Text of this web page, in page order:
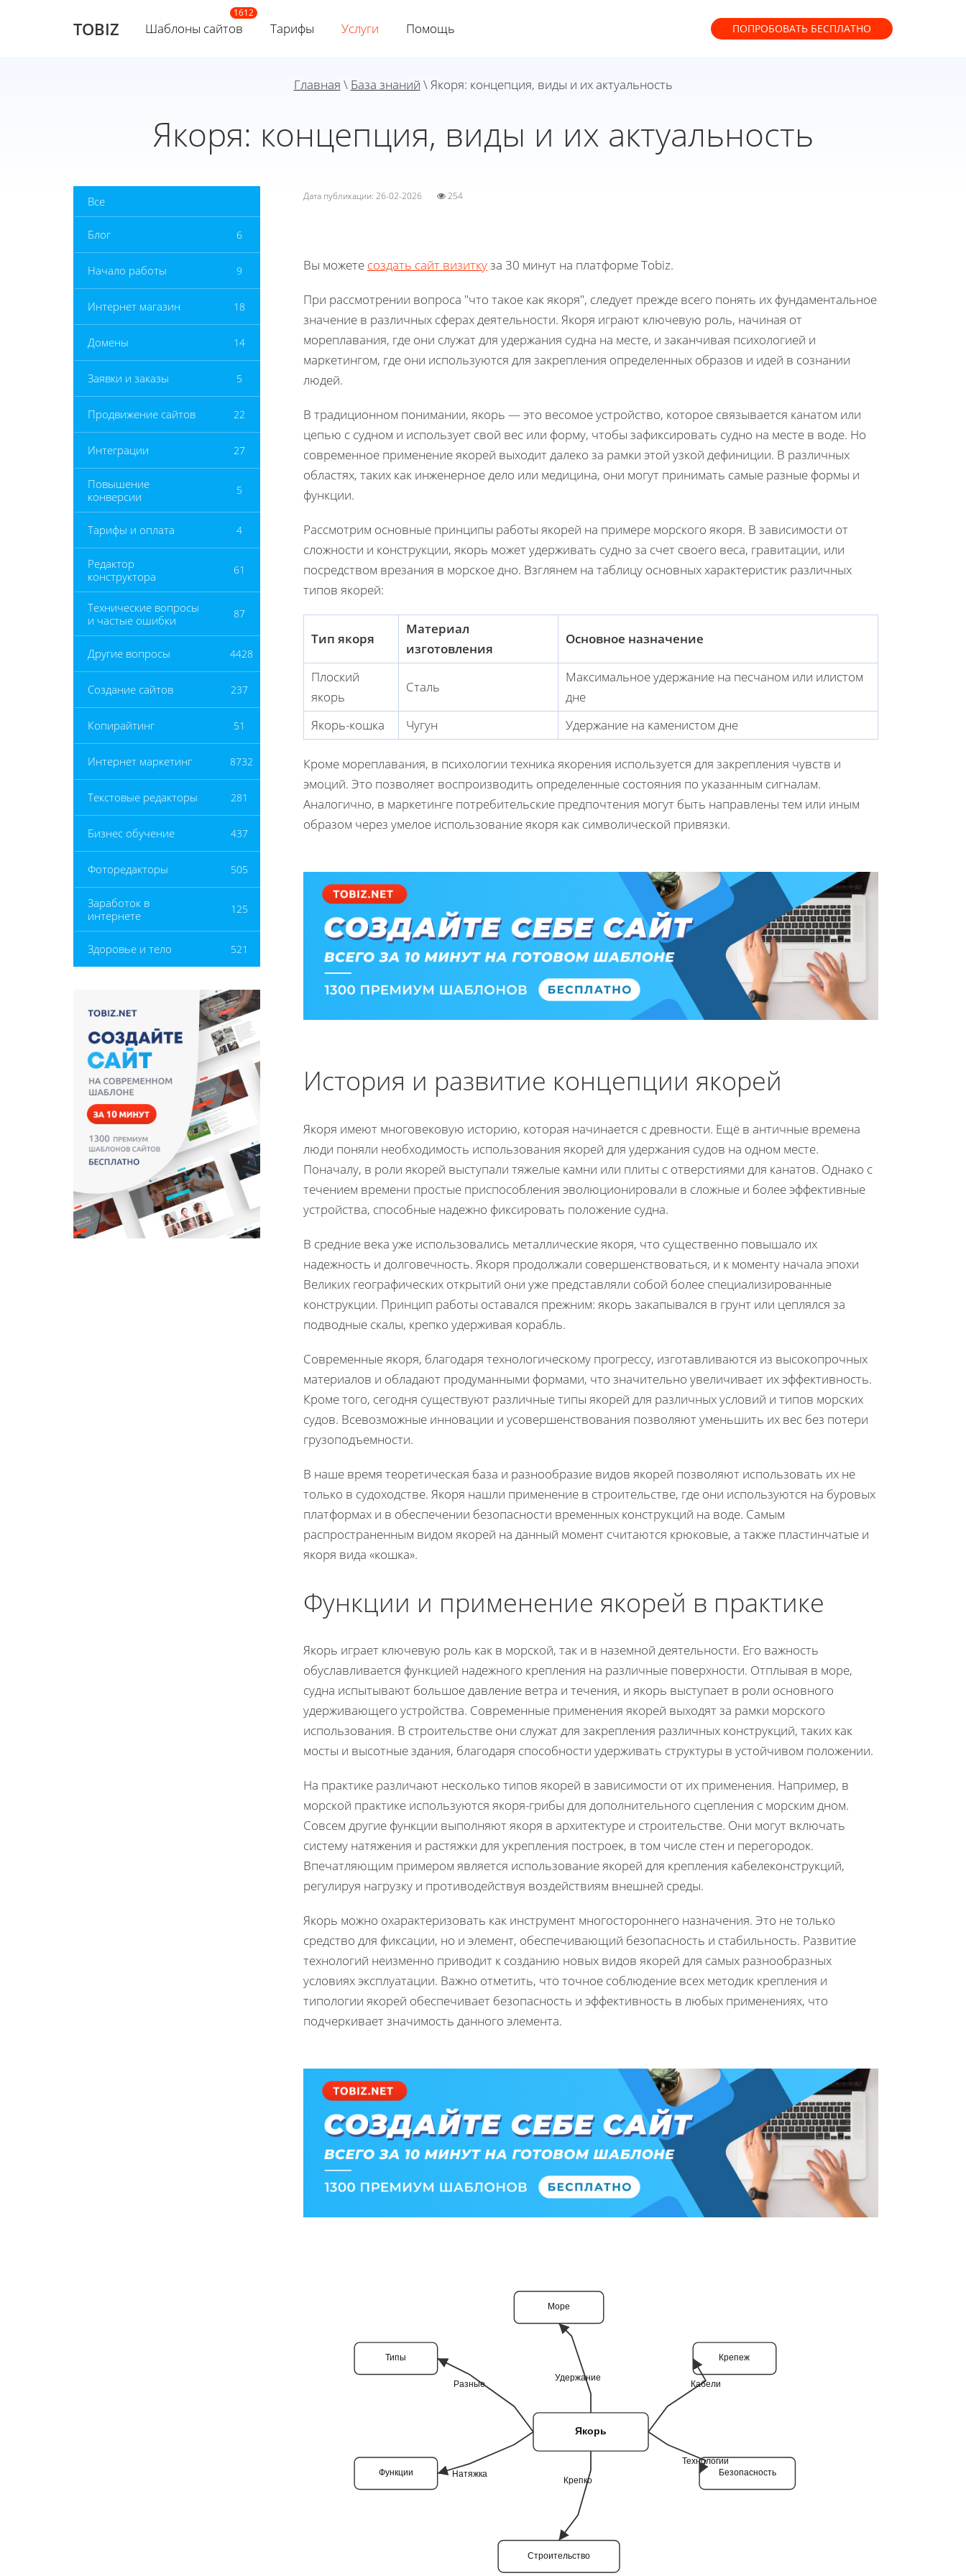
TOBIZ Шаблоны сайтов Тарифы Услуги Помощь ПОПРОБОВАТЬ БЕСПЛАТНО
Главная \ База знаний \ Якоря: концепция, виды и их актуальность
Якоря: концепция, виды и их актуальность
Все
Блог 6
Начало работы 9
Интернет магазин 18
Домены 14
Заявки и заказы 5
Продвижение сайтов 22
Интеграции 27
Повышение
конверсии
5
Тарифы и оплата 4
Редактор
конструктора
61
Технические вопросы
и частые ошибки
87
Другие вопросы 4428
Создание сайтов 237
Копирайтинг 51
Интернет маркетинг 8732
Текстовые редакторы 281
Бизнес обучение 437
Фоторедакторы 505
Заработок в
интернете
125
Здоровье и тело 521
Дата публикации: 26-02-2026 254
Вы можете создать сайт визиткуза 30 минут на платформе Tobiz.
При рассмотрении вопроса "что такое как якоря", следует прежде всего понять их фундаментальное
значение в различных сферах деятельности. Якоря играют ключевую роль, начиная от
мореплавания, где они служат для удержания судна на месте, и заканчивая психологией и
маркетингом, где они используются для закрепления определенных образов и идей в сознании
людей.
В традиционном понимании, якорь — это весомое устройство, которое связывается канатом или
цепью с судном и использует свой вес или форму, чтобы зафиксировать судно на месте в воде. Но
современное применение якорей выходит далеко за рамки этой узкой дефиниции. В различных
областях, таких как инженерное дело или медицина, они могут принимать самые разные формы и
функции.
Рассмотрим основные принципы работы якорей на примере морского якоря. В зависимости от
сложности и конструкции, якорь может удерживать судно за счет своего веса, гравитации, или
посредством врезания в морское дно. Взглянем на таблицу основных характеристик различных
типов якорей:
Тип якоря
Материал
изготовления
Основное назначение
Плоский
якорь
Сталь
Максимальное удержание на песчаном или илистом
дне
Якорь-кошка
Чугун Удержание на каменистом дне
Кроме мореплавания, в психологии техника якорения используется для закрепления чувств и
эмоций. Это позволяет воспроизводить определенные состояния по указанным сигналам.
Аналогично, в маркетинге потребительские предпочтения могут быть направлены тем или иным
образом через умелое использование якоря как символической привязки.
История и развитие концепции якорей
Якоря имеют многовековую историю, которая начинается с древности. Ещё в античные времена
люди поняли необходимость использования якорей для удержания судов на одном месте.
Поначалу, в роли якорей выступали тяжелые камни или плиты с отверстиями для канатов. Однако с
течением времени простые приспособления эволюционировали в сложные и более эффективные
устройства, способные надежно фиксировать положение судна.
В средние века уже использовались металлические якоря, что существенно повышало их
надежность и долговечность. Якоря продолжали совершенствоваться, и к моменту начала эпохи
Великих географических открытий они уже представляли собой более специализированные
конструкции. Принцип работы оставался прежним: якорь закапывался в грунт или цеплялся за
подводные скалы, крепко удерживая корабль.
Современные якоря, благодаря технологическому прогрессу, изготавливаются из высокопрочных
материалов и обладают продуманными формами, что значительно увеличивает их эффективность.
Кроме того, сегодня существуют различные типы якорей для различных условий и типов морских
судов. Всевозможные инновации и усовершенствования позволяют уменьшить их вес без потери
грузоподъемности.
В наше время теоретическая база и разнообразие видов якорей позволяют использовать их не
только в судоходстве. Якоря нашли применение в строительстве, где они используются на буровых
платформах и в обеспечении безопасности временных конструкций на воде. Самым
распространенным видом якорей на данный момент считаются крюковые, а также пластинчатые и
якоря вида «кошка».
Функции и применение якорей в практике
Якорь играет ключевую роль как в морской, так и в наземной деятельности. Его важность
обуславливается функцией надежного крепления на различные поверхности. Отплывая в море,
судна испытывают большое давление ветра и течения, и якорь выступает в роли основного
удерживающего устройства. Современные применения якорей выходят за рамки морского
использования. В строительстве они служат для закрепления различных конструкций, таких как
мосты и высотные здания, благодаря способности удерживать структуры в устойчивом положении.
На практике различают несколько типов якорей в зависимости от их применения. Например, в
морской практике используются якоря-грибы для дополнительного сцепления с морским дном.
Совсем другие функции выполняют якоря в архитектуре и строительстве. Они могут включать
систему натяжения и растяжки для укрепления построек, в том числе стен и перегородок.
Впечатляющим примером является использование якорей для крепления кабелеконструкций,
регулируя нагрузку и противодействуя воздействиям внешней среды.
Якорь можно охарактеризовать как инструмент многостороннего назначения. Это не только
средство для фиксации, но и элемент, обеспечивающий безопасность и стабильность. Развитие
технологий неизменно приводит к созданию новых видов якорей для самых разнообразных
условиях эксплуатации. Важно отметить, что точное соблюдение всех методик крепления и
типологии якорей обеспечивает безопасность и эффективность в любых применениях, что
подчеркивает значимость данного элемента.
Море
Якорь
Строительство
Типы
Функции
Крепеж
Безопасность
Удержание
Крепко
Разные
Натяжка
Кабели
Технологии